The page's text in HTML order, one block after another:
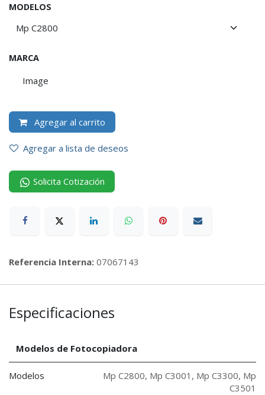
MODELOS
MARCA
Image
Agregar al carrito
Agregar a lista de deseos
Solicita Cotización
Referencia Interna: 07067143
Especificaciones
Modelos de Fotocopiadora
Modelos Mp C2800, Mp C3001 , Mp C3300, Mp
C3501